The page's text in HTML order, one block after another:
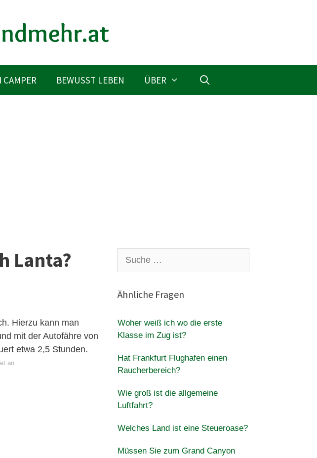
CAMPER BEWUSST LEBEN ÜBER
Lanta?
Hierzu kann man
mit der Autofähre von
etwa 2,5 Stunden.
an
nach:
Ähnliche Fragen
Woher weiß ich wo die erste
Klasse im Zug ist?
Hat Frankfurt Flughafen einen
Raucherbereich?
Wie groß ist die allgemeine
Luftfahrt?
Welches Land ist eine Steueroase?
Müssen Sie zum Grand Canyon